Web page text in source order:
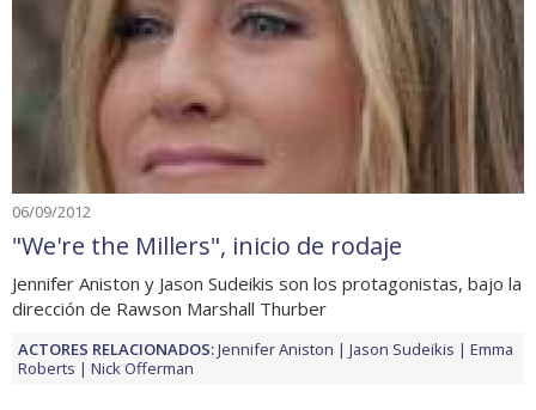
06/09/2012
"We're the Millers", inicio de rodaje
Jennifer Aniston y Jason Sudeikis son los protagonistas, bajo la
dirección de Rawson Marshall Thurber
ACTORES RELACIONADOS:Jennifer Aniston Jason Sudeikis
Emma
Roberts
Nick Offerman